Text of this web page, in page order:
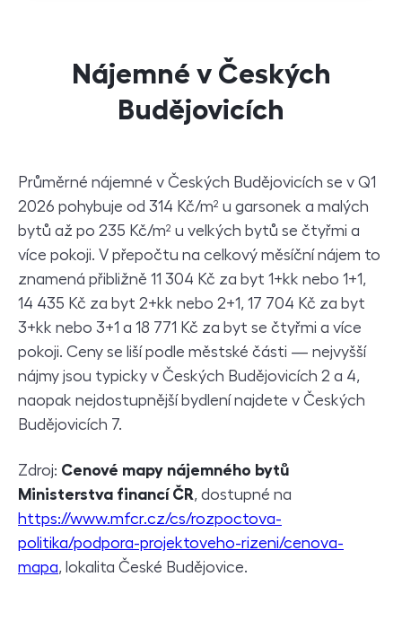
Nájemné v Českých
Budějovicích
Průměrné nájemné v Českých Budějovicích se v Q1
2026 pohybuje od 314 Kč/m² u garsonek a malých
bytů až po 235 Kč/m² u velkých bytů se čtyřmi a
více pokoji. V přepočtu na celkový měsíční nájem to
znamená přibližně 11 304 Kč za byt 1+kk nebo 1+1,
14 435 Kč za byt 2+kk nebo 2+1, 17 704 Kč za byt
3+kk nebo 3+1 a 18 771 Kč za byt se čtyřmi a více
pokoji. Ceny se liší podle městské části — nejvyšší
nájmy jsou typicky v Českých Budějovicích 2 a 4,
naopak nejdostupnější bydlení najdete v Českých
Budějovicích 7.
Zdroj: Cenové mapy nájemného bytů
Ministerstva financí ČR, dostupné na
https://www.mfcr.cz/cs/rozpoctova-
politika/podpora-projektoveho-rizeni/cenova-
mapa, lokalita České Budějovice.